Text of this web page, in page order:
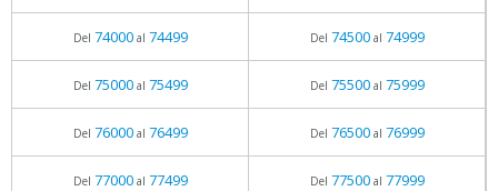
Del 74000al 74499 Del 74500al 74999
Del 75000al 75499 Del 75500al 75999
Del 76000al 76499 Del 76500al 76999
Del 77000al 77499 Del 77500al 77999